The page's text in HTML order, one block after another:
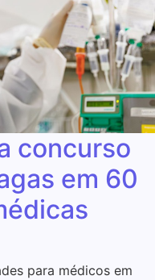
concurso
em 60
para médicos em